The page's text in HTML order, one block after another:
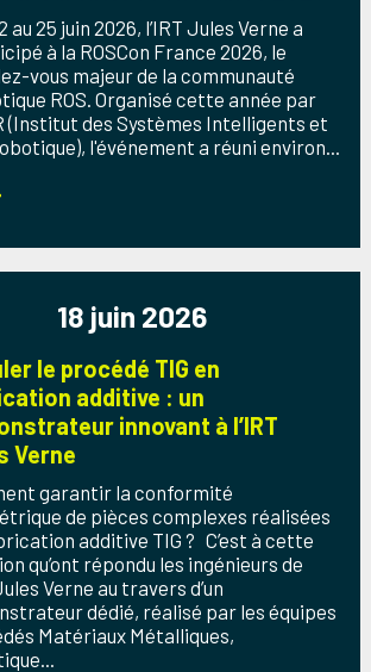
au 25 juin 2026, l’IRT Jules Verne a
à la ROSCon France 2026, le
vous majeur de la communauté
ROS. Organisé cette année par
(Institut des Systèmes Intelligents et
l'événement a réuni environ...
18 juin 2026
le procédé TIG en
additive : un
innovant à l’IRT
Verne
garantir la conformité
de pièces complexes réalisées
additive TIG ? C’est à cette
qu’ont répondu les ingénieurs de
Verne au travers d’un
dédié, réalisé par les équipes
Matériaux Métalliques,